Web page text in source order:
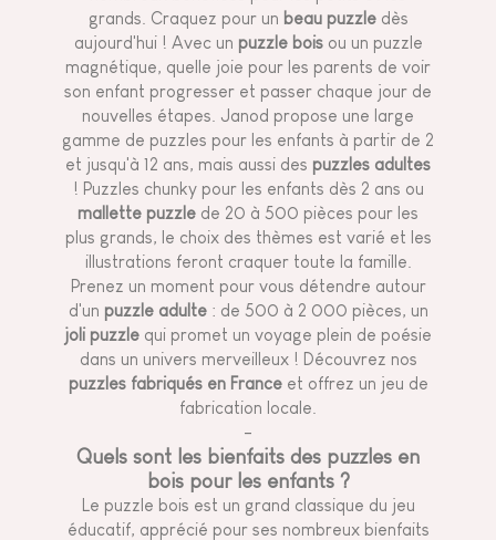
grands. Craquez pour un beau puzzledès
aujourd'hui ! Avec un puzzle bois ou un puzzle
magnétique, quelle joie pour les parents de voir
son enfant progresser et passer chaque jour de
nouvelles étapes. Janod propose une large
gamme de puzzles pour les enfants à partir de 2
et jusqu'à 12 ans, mais aussi des puzzles adultes
! Puzzles chunky pour les enfants dès 2 ans ou
mallette puzzle de 20 à 500 pièces pour les
plus grands, le choix des thèmes est varié et les
illustrations feront craquer toute la famille.
Prenez un moment pour vous détendre autour
d'un puzzle adulte: de 500 à 2 000 pièces, un
joli puzzle qui promet un voyage plein de poésie
dans un univers merveilleux ! Découvrez nos
puzzles fabriqués en Franceet offrez un jeu de
fabrication locale.
-
Quels sont les bienfaits des puzzles en
bois pour les enfants ?
Le puzzle bois est un grand classique du jeu
éducatif, apprécié pour ses nombreux bienfaits